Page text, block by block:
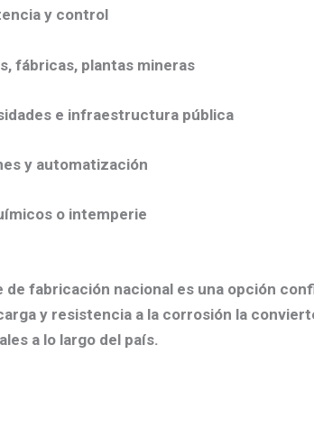
y control
fábricas, plantas mineras
e infraestructura pública
y automatización
o intemperie
de fabricación nacional es una opción
y resistencia a la corrosión la
a lo largo del país.